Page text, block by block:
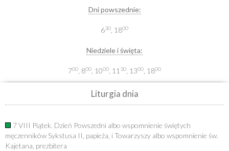
Dni powszednie:
630 , 1800
Niedziele i święta:
700 , 800 , 1000 , 11 30 , 1300 , 1800
Liturgia dnia
7 VIII Piątek. Dzień Powszedni albo wspomnienie świętych
męczenników Sykstusa II, papieża, i Towarzyszy albo wspomnienie św.
Kajetana, prezbitera